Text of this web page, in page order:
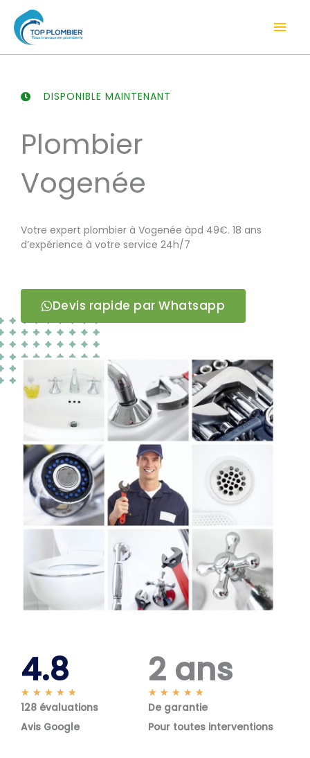
contenu
DISPONIBLE MAINTENANT
Plombier
Vogenée
Votre expert plombier à Vogenée àpd 49€. 18 ans
d’expérience à votre service 24h/7
Devis rapide par Whatsapp
4.8
★ ★ ★ ★ ★
o
128 évaluations
Avis Google
2 ans
★ ★ ★ ★ ★
o
De garantie
Pour toutes interventions